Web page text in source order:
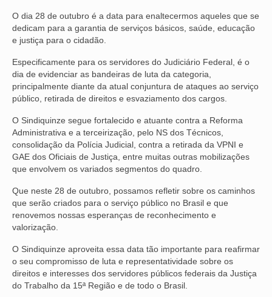
NOSSA HISTÓRIA
SUBSEDES
ARAÇATUBA
BAURU
PRESIDENTE PRUDENTE
RIBEIRÃO PRETO
SÃO JOSÉ DOS CAMPOS
SÃO JOSÉ DO RIO PRETO
SOROCABA
BOLETIM
VÍDEOS
O dia 28 de outubro é a data para enaltecermos aqueles que se
dedicam para a garantia de serviços básicos, saúde, educação
e justiça para o cidadão.
Especificamente para os servidores do Judiciário Federal, é o
dia de evidenciar as bandeiras de luta da categoria,
principalmente diante da atual conjuntura de ataques ao serviço
público, retirada de direitos e esvaziamento dos cargos.
O Sindiquinze segue fortalecido e atuante contra a Reforma
Administrativa e a terceirização, pelo NS dos Técnicos,
consolidação da Polícia Judicial, contra a retirada da VPNI e
GAE dos Oficiais de Justiça, entre muitas outras mobilizações
que envolvem os variados segmentos do quadro.
Que neste 28 de outubro, possamos refletir sobre os caminhos
que serão criados para o serviço público no Brasil e que
renovemos nossas esperanças de reconhecimento e
valorização.
O Sindiquinze aproveita essa data tão importante para reafirmar
o seu compromisso de luta e representatividade sobre os
direitos e interesses dos servidores públicos federais da Justiça
do Trabalho da 15ª Região e de todo o Brasil.